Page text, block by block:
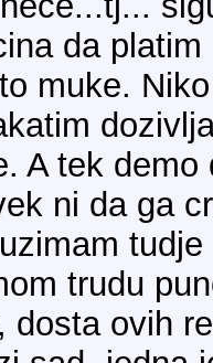
da
muke.
A tek
ni da ga
trudu
dosta ovih